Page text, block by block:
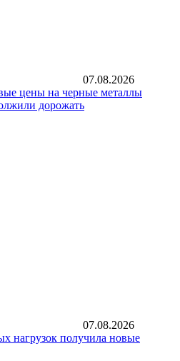
07.08.2026
цены на черные металлы
дорожать
07.08.2026
нагрузок получила новые